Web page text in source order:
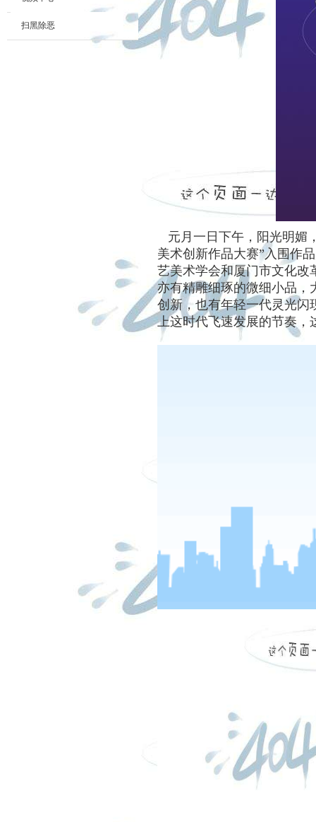
扫黑除恶
元月一日下午，阳光明媚
美术创新作品大赛”入围作
艺美术学会和厦门市文化改
亦有精雕细琢的微细小品，
创新，也有年轻一代灵光闪
上这时代飞速发展的节奏，